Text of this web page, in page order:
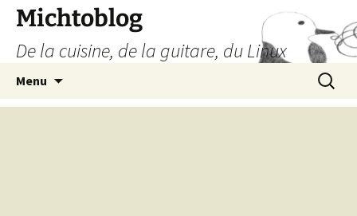
Aller
contenu
Michtoblog
De la cuisine, de la guitare, du Linux
Menu